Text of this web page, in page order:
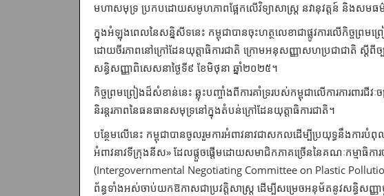
មហាសមុទ្រ ប្រកបដោយសមូហភាពផ្អែកលើវិទ្យាសាស្ត្រ នវានុវត្តន៍ និងសមធ
ក្នុងអំឡុងពេលនៃសន្និសីទនេះ កម្ពុជាបានចុះហត្ថលេខាជាផ្លូវការលើកិច្ចព្រមព្
ដោយចីរភាពនៅក្រៅដែនយុត្តាធិការជាតិ ក្រោមអនុសញ្ញាសហប្រជាជាតិ ស្ដីពីច្
សន្ធិសញ្ញាពិសេសនាថ្ងៃទី៩ ខែមិថុនា ឆ្នាំ២០២៥។
កិច្ចព្រមព្រៀងដ៏សំខាន់នេះ ឆ្លុះបញ្ចាំងពីការគាំទ្ររបស់កម្ពុជាលើការការពារ
និរន្តរភាពនៃធនធាន​សមុទ្រនៅក្នុងតំបន់ក្រៅដែនយុត្តាធិការជាតិ។
បន្ថែមលើនេះ កម្ពុជាបានចូលរួមការអំពាវនាវជាសកលដើម្បីប្រយុទ្ធ​នឹងការ​បំពុ
អំពាវនាវទីក្រុងនីស» ដែលផ្តួចផ្តើមដោយសមាជិកភាគច្រើននៃគណៈកម្មាធិការ
(Intergovernmental Negotiating Committee on Plastic
ព័ន្ធទាំងអស់ចាប់យកឱកាសជាប្រវត្តិសាស្ត្រ ដើម្បីសម្រេច​អនុម័ត​នូវសន្ធិសញ្